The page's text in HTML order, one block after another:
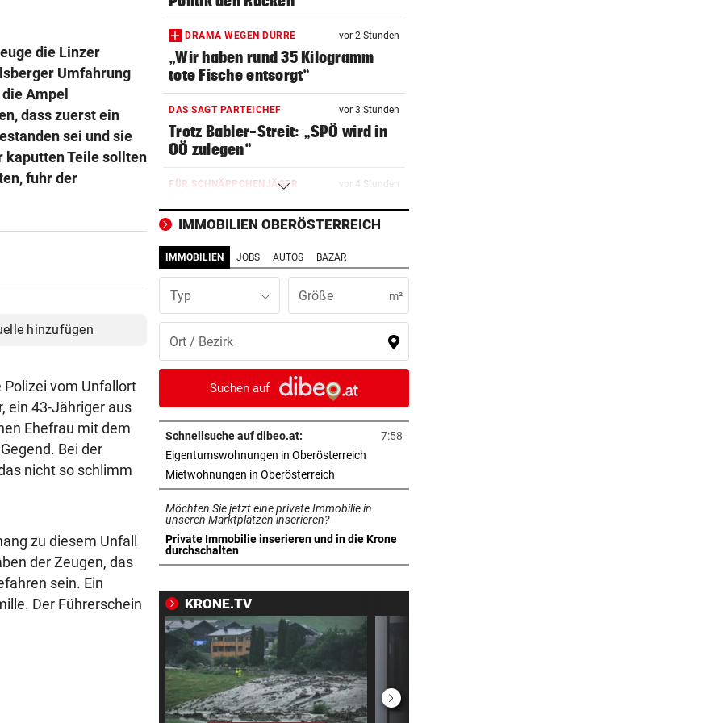
die Linzer
Umfahrung
Ampel
dass zuerst ein
sei und sie
kaputten Teile sollten
fuhr der
hinzufügen
Polizei vom Unfallort
ein 43-Jähriger aus
Ehefrau mit dem
Bei der
nicht so schlimm
zu diesem Unfall
der Zeugen, das
sein. Ein
Der Führerschein
DRAMA WEGEN DÜRRE vor 2 Stunden
„Wir haben rund 35 Kilogramm
tote Fische entsorgt“
DAS SAGT PARTEICHEF vor 3 Stunden
Trotz Babler-Streit: „SPÖ wird in
OÖ zulegen“
FÜR SCHNÄPPCHENJÄGER vor 4 Stunden
Bald erste Versteigerung von
Raser-Bike in OÖ
BUNDESLIGA IM TICKER vor 4 Stunden
Ried gegen Rapid ab 17 Uhr LIVE
BUNDESLIGA IM TICKER vor 4 Stunden
Austria Wien gegen LASK ab 19
BUB VERLETZT vor 14 Stunden
Autofahrerin streift einen
elfjährigen Radfahrer
AUFREGUNG IN OÖ-LIGA
War dieser Unterhaus-Abbruch
wirklich notwendig?
FEUERWEHR GEFORDERT vor 16 Stunden
In nur acht Stunden fuhren zwei
RADFAHRERIN FAND WRACK
Tödlicher Unfall wurde erst nach
Stunden entdeckt
NACH WANDERUNG vor 18 Stunden
22-Jährige erlitt auf Hochstand
IMMOBILIEN OBERÖSTERREICH
IMMOBILIEN JOBS AUTOS BAZAR
Typ m²
Suchen auf
Schnellsuche auf dibeo.at:
7:58
Eigentumswohnungen in Oberösterreich
Mietwohnungen in Oberösterreich
Möchten Sie jetzt eine private Immobilie in
unseren Marktplätzen inserieren?
Private Immobilie inserieren und in die Krone
durchschalten
in neuem Tab öffnen
KRONE.TV